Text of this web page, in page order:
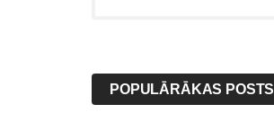
POPULĀRĀKAS POSTS